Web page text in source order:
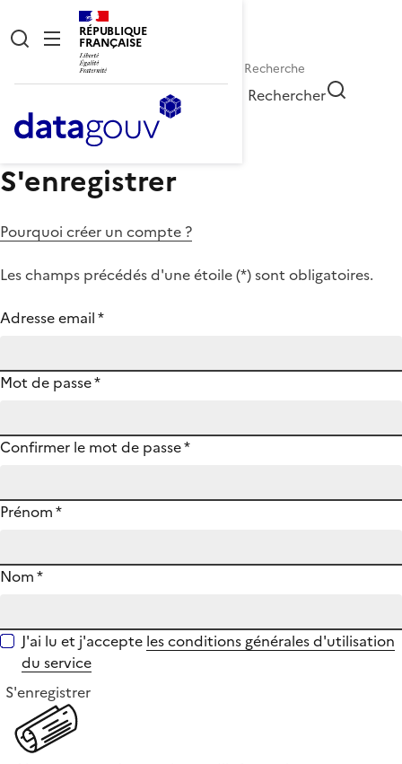
RÉPUBLIQUE
FRANÇAISE
Rechercher
S'enregistrer
Pourquoi créer un compte ?
Les champs précédés d'une étoile (*) sont obligatoires.
Adresse email*
Mot de passe*
Confirmer le mot de passe*
Prénom*
Nom*
J'ai lu et j'accepte les conditions générales d'utilisation
du service
S'enregistrer